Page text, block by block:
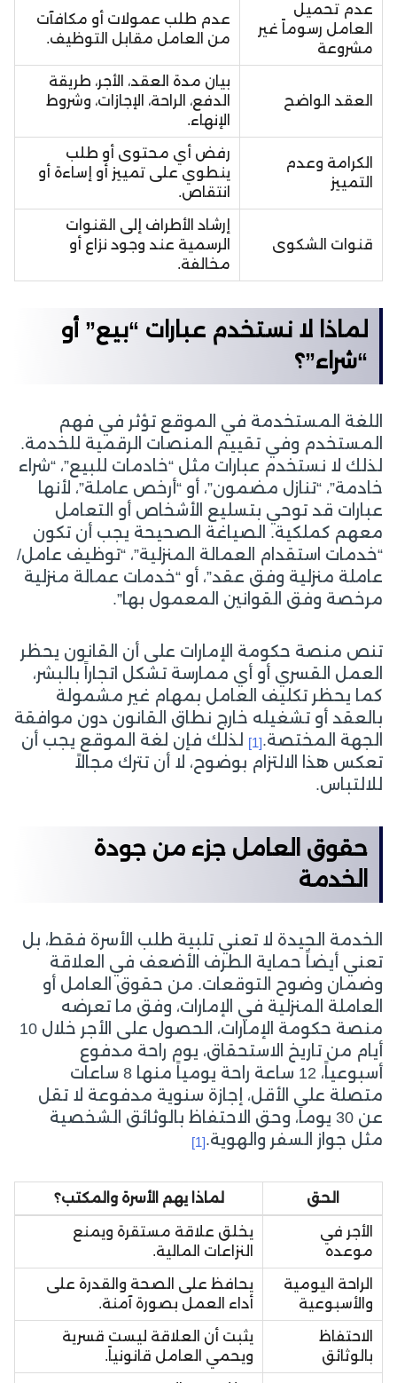
عدم تحميل
العامل رسوماً غير
مشروعة
عدم طلب عمولات أو مكافآت
من العامل مقابل التوظيف.
العقد الواضح
بيان مدة العقد، الأجر، طريقة
الدفع، الراحة، الإجازات، وشروط
الإنهاء.
الكرامة وعدم
التمييز
رفض أي محتوى أو طلب
ينطوي على تمييز أو إساءة أو
انتقاص.
قنوات الشكوى
إرشاد الأطراف إلى القنوات
الرسمية عند وجود نزاع أو
مخالفة.
لماذا لا نستخدم عبارات “بيع” أو
“شراء”؟
اللغة المستخدمة في الموقع تؤثر في فهم
المستخدم وفي تقييم المنصات الرقمية للخدمة.
لذلك لا نستخدم عبارات مثل “خادمات للبيع”، “شراء
خادمة”، “تنازل مضمون”، أو “أرخص عاملة”، لأنها
عبارات قد توحي بتسليع الأشخاص أو التعامل
معهم كملكية. الصياغة الصحيحة يجب أن تكون
“خدمات استقدام العمالة المنزلية”، “توظيف عامل/
عاملة منزلية وفق عقد”، أو “خدمات عمالة منزلية
مرخصة وفق القوانين المعمول بها”.
تنص منصة حكومة الإمارات على أن القانون يحظر
العمل القسري أو أي ممارسة تشكل اتجاراً بالبشر،
كما يحظر تكليف العامل بمهام غير مشمولة
بالعقد أو تشغيله خارج نطاق القانون دون موافقة
الجهة المختصة.[1]
لذلك فإن لغة الموقع يجب أن
تعكس هذا الالتزام بوضوح، لا أن تترك مجالاً
للالتباس.
حقوق العامل جزء من جودة
الخدمة
الخدمة الجيدة لا تعني تلبية طلب الأسرة فقط، بل
تعني أيضاً حماية الطرف الأضعف في العلاقة
وضمان وضوح التوقعات. من حقوق العامل أو
العاملة المنزلية في الإمارات، وفق ما تعرضه
منصة حكومة الإمارات، الحصول على الأجر خلال 10
أيام من تاريخ الاستحقاق، يوم راحة مدفوع
أسبوعياً، 12 ساعة راحة يومياً منها 8 ساعات
متصلة على الأقل، إجازة سنوية مدفوعة لا تقل
عن 30 يوماً، وحق الاحتفاظ بالوثائق الشخصية
مثل جواز السفر والهوية.[1]
الحق لماذا يهم الأسرة والمكتب؟
الأجر في
موعده
يخلق علاقة مستقرة ويمنع
النزاعات المالية.
الراحة اليومية
والأسبوعية
يحافظ على الصحة والقدرة على
أداء العمل بصورة آمنة.
الاحتفاظ
بالوثائق
يثبت أن العلاقة ليست قسرية
ويحمي العامل قانونياً.